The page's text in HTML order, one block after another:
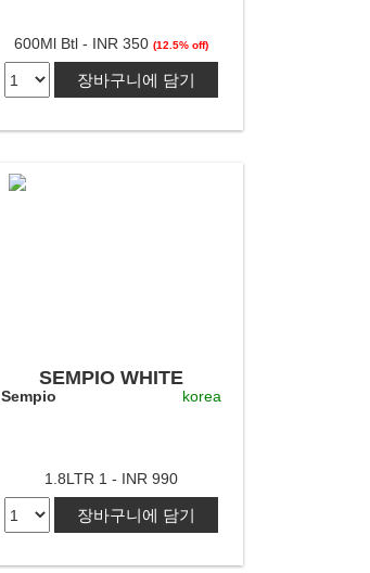
600Ml Btl - INR 350(12.5% off)
장바구니에 담기
SEMPIO WHITE
VINEGAR 1.8LTR
Sempio korea
1.8LTR 1 - INR 990
장바구니에 담기